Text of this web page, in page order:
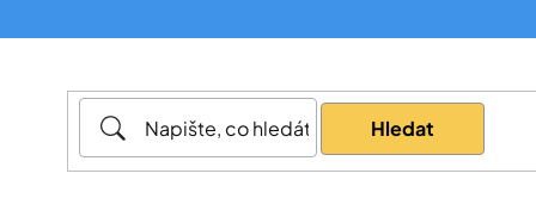
Hledat
Co potřebujete najít?